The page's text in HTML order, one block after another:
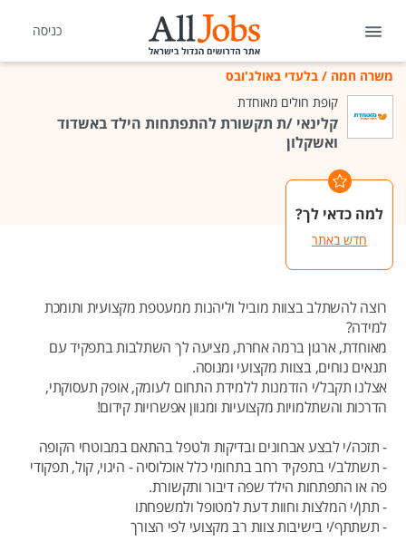
כניסה
משרה חמה / בלעדי באולג'ובס
קופת חולים מאוחדת
קלינאי /ת תקשורת להתפתחות הילד באשדוד
ואשקלון
למה כדאי לך?
חדש באתר
רוצה להשתלב בצוות מוביל וליהנות ממעטפת מקצועית ותומכת
למידה?
מאוחדת, ארגון ברמה אחרת, מציעה לך השתלבות בתפקיד עם
תנאים נוחים, בצוות מקצועי ומנוסה.
אצלנו תקבל/י הזדמנות ללמידת התחום לעומק, אופק תעסוקתי,
הדרכות והשתלמויות מקצועיות ומגוון אפשרויות קידום!
- תזכה/י לבצע אבחונים ובדיקות ולטפל בהתאם במבוטחי הקופה
- תשתלב/י בתפקיד רחב בתחומי כלל אוכלוסיה - היגוי, קול, תפקודי
פה או התפתחות הילד שפה דיבור ותקשורת.
- תתן/י המלצות וחוות דעת למטופל ולמשפחתו
- תשתתף/י בישיבות צוות רב מקצועי לפי הצורך